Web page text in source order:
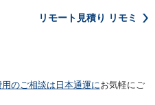
リモート見積り リモミ
のご相談は日本通運にお気軽にご